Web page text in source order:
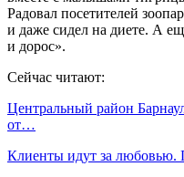
Радовал посетителей
и даже сидел на диете. А
и дорос».
Сейчас читают:
Центральный район
от…
Клиенты идут за любовью.